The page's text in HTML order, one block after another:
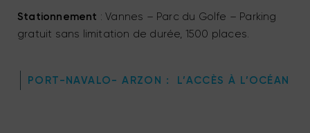
Stationnement : Vannes – Parc du Golfe – Parking
gratuit sans limitation de durée, 1500 places.
PORT-NAVALO- ARZON : L’ACCÈS À L’OCÉAN